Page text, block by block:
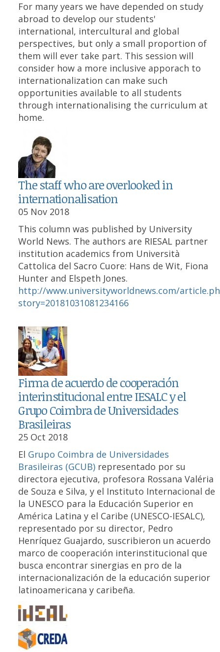
For many years we have depended on study
abroad to develop our students'
international, intercultural and global
perspectives, but only a small proportion of
them will ever take part. This session will
consider how a more inclusive apporach to
internationalization can make such
opportunities available to all students
through internationalising the curriculum at
home.
The staff who are overlooked in
internationalisation
05 Nov 2018
This column was published by University
World News. The authors are RIESAL partner
institution academics from Università
Cattolica del Sacro Cuore: Hans de Wit, Fiona
Hunter and Elspeth Jones.
http://www.universityworldnews.com/
story=20181031081234166
Firma de acuerdo de cooperación
interinstitucional entre IESALC y el
Grupo Coimbra de Universidades
Brasileiras
25 Oct 2018
El Grupo Coimbra de Universidades
Brasileiras (GCUB) representado por su
directora ejecutiva, profesora Rossana Valéria
de Souza e Silva, y el Instituto Internacional de
la UNESCO para la Educación Superior en
América Latina y el Caribe (UNESCO-IESALC),
representado por su director, Pedro
Henríquez Guajardo, suscribieron un acuerdo
marco de cooperación interinstitucional que
busca encontrar sinergias en pro de la
internacionalización de la educación superior
latinoamericana y caribeña.